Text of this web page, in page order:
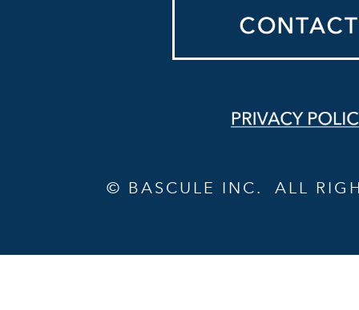
© BASCULE INC. ALL